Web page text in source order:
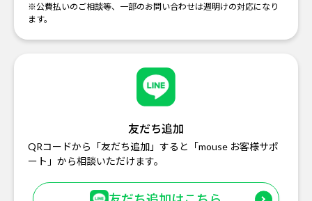
※公費払いのご相談等、一部のお問い合わせは週明けの対応になり
ます。
友だち追加
QRコードから「友だち追加」すると「mouse お客様サポ
ート」から相談いただけます。